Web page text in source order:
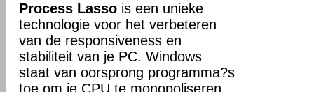
Process Lasso is een unieke
technologie voor het verbeteren
van de responsiveness en
stabiliteit van je PC. Windows
staat van oorsprong programma?s
toe om je CPU te monopoliseren